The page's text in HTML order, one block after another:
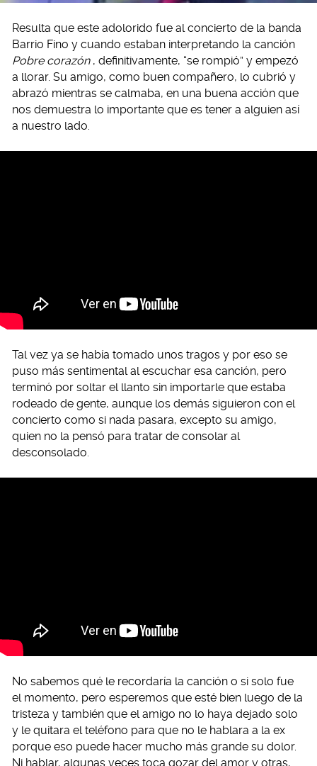
Resulta que este adolorido fue al concierto de la banda
Barrio Fino y cuando estaban interpretando la canción
Pobre corazón , definitivamente, “se rompió” y empezó
a llorar. Su amigo, como buen compañero, lo cubrió y
abrazó mientras se calmaba, en una buena acción que
nos demuestra lo importante que es tener a alguien así
a nuestro lado.
Tal vez ya se había tomado unos tragos y por eso se
puso más sentimental al escuchar esa canción, pero
terminó por soltar el llanto sin importarle que estaba
rodeado de gente, aunque los demás siguieron con el
concierto como si nada pasara, excepto su amigo,
quien no la pensó para tratar de consolar al
desconsolado.
No sabemos qué le recordaría la canción o si solo fue
el momento, pero esperemos que esté bien luego de la
tristeza y también que el amigo no lo haya dejado solo
y le quitara el teléfono para que no le hablara a la ex
porque eso puede hacer mucho más grande su dolor.
Ni hablar, algunas veces toca gozar del amor y otras,